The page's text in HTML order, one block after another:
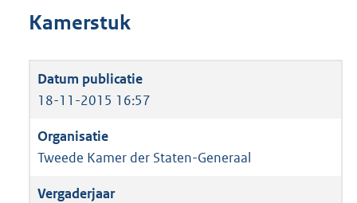
Kamerstuk
18-11-2015 16:57
Tweede Kamer der Staten-Generaal